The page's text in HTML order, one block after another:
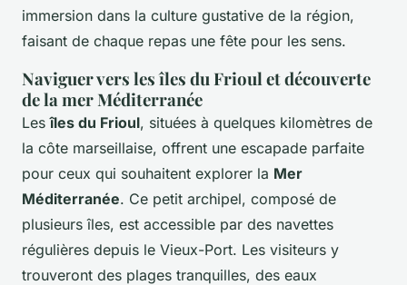
immersion dans la culture gustative de la région,
faisant de chaque repas une fête pour les sens.
Naviguer vers les îles du Frioul et découverte
de la mer Méditerranée
Lesîles du Frioul, situées à quelques kilomètres de
la côte marseillaise, offrent une escapade parfaite
pour ceux qui souhaitent explorer la Mer
Méditerranée. Ce petit archipel, composé de
plusieurs îles, est accessible par des navettes
régulières depuis le Vieux-Port. Les visiteurs y
trouveront des plages tranquilles, des eaux